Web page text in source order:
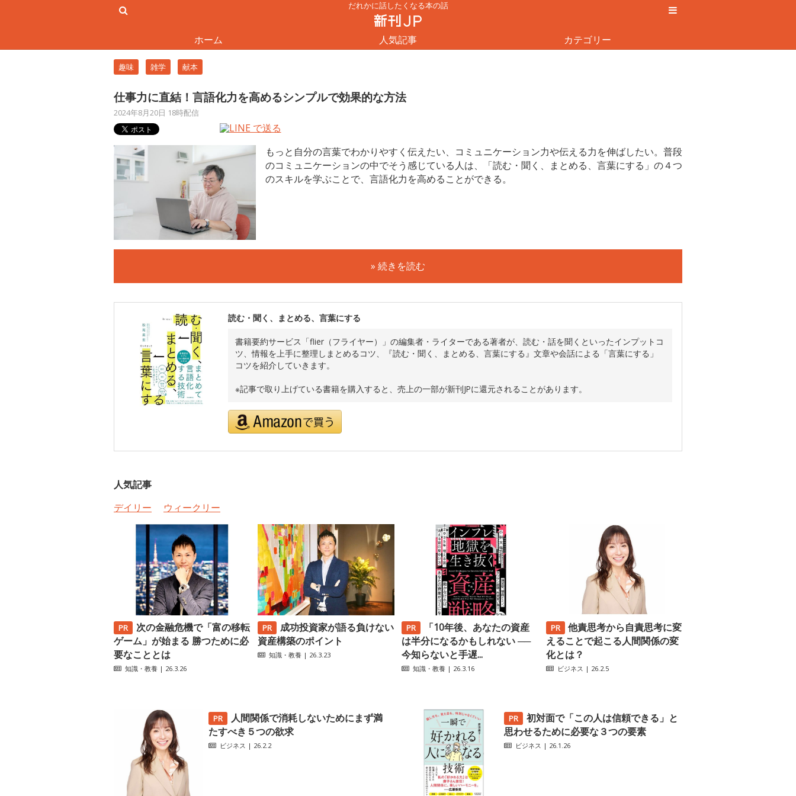
だれかに話したくなる本の話
ホーム 人気記事 カテゴリー
趣味 雑学 献本
仕事力に直結！言語化力を高めるシンプルで効果的な方法
2024年8月20日 18時配信
もっと自分の言葉でわかりやすく伝えたい、コミュニケーション力や伝える力を伸ばしたい。普段
のコミュニケーションの中でそう感じている人は、「読む・聞く、まとめる、言葉にする」の４つ
のスキルを学ぶことで、言語化力を高めることができる。
» 続きを読む
読む・聞く、まとめる、言葉にする
書籍要約サービス「flier（フライヤー）」の編集者・ライターである著者が、読む・話を聞くといったインプットコ
ツ、情報を上手に整理しまとめるコツ、『読む・聞く、まとめる、言葉にする』文章や会話による「言葉にする」
コツを紹介していきます。
※記事で取り上げている書籍を購入すると、売上の一部が新刊JPに還元されることがあります。
人気記事
デイリー
ウィークリー
次の金融危機で「富の移転
ゲーム」が始まる 勝つために必
要なこととは
知識・教養 | 26.3.26
成功投資家が語る負けない
資産構築のポイント
知識・教養 | 26.3.23
「10年後、あなたの資産
は半分になるかもしれない ──
今知らないと手遅...
知識・教養 | 26.3.16
他責思考から自責思考に変
えることで起こる人間関係の変
化とは？
ビジネス | 26.2.5
人間関係で消耗しないためにまず満
たすべき５つの欲求
ビジネス | 26.2.2
初対面で「この人は信頼できる」と
思わせるために必要な３つの要素
ビジネス | 26.1.26